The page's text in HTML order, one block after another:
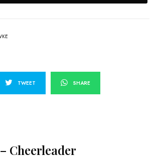
TWEET SHARE
Cheerleader